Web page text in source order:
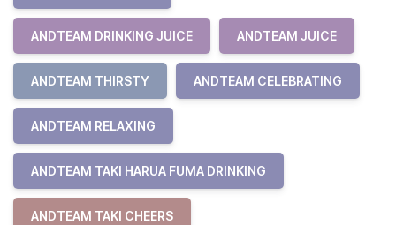
ANDTEAM DRINKING JUICE ANDTEAM JUICE
ANDTEAM THIRSTY ANDTEAM CELEBRATING
ANDTEAM RELAXING
ANDTEAM TAKI HARUA FUMA DRINKING
ANDTEAM TAKI CHEERS